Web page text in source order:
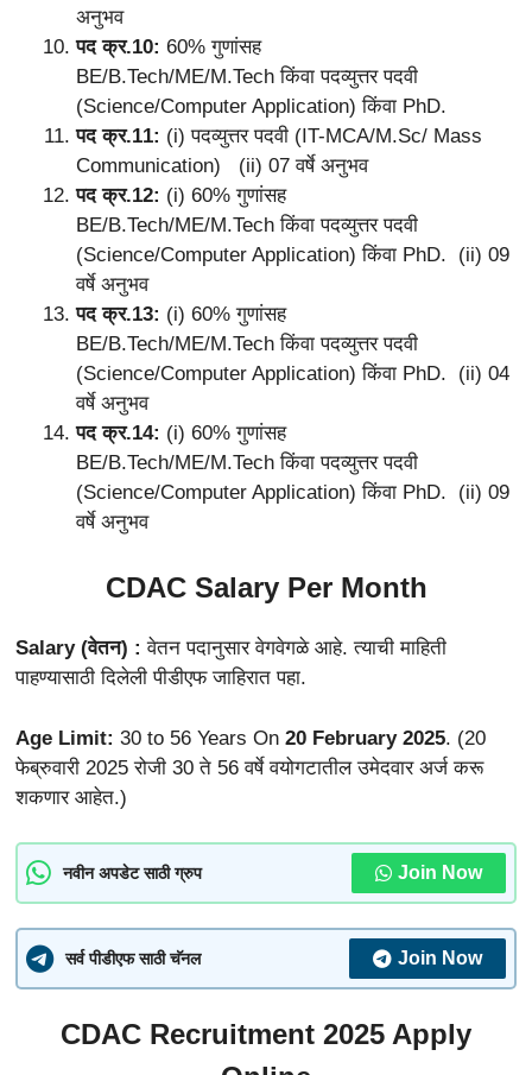
अनुभव
पद क्र.10: 60% गुणांसह
BE/B.Tech/ME/M.Tech किंवा पदव्युत्तर पदवी
(Science/Computer Application) किंवा PhD.
पद क्र.11: (i) पदव्युत्तर पदवी (IT-MCA/M.Sc/ Mass
Communication) (ii) 07 वर्षे अनुभव
पद क्र.12: (i) 60% गुणांसह
BE/B.Tech/ME/M.Tech किंवा पदव्युत्तर पदवी
(Science/Computer Application) किंवा PhD. (ii) 09
वर्षे अनुभव
पद क्र.13: (i) 60% गुणांसह
BE/B.Tech/ME/M.Tech किंवा पदव्युत्तर पदवी
(Science/Computer Application) किंवा PhD. (ii) 04
वर्षे अनुभव
पद क्र.14: (i) 60% गुणांसह
BE/B.Tech/ME/M.Tech किंवा पदव्युत्तर पदवी
(Science/Computer Application) किंवा PhD. (ii) 09
वर्षे अनुभव
CDAC Salary Per Month
Salary (वेतन) :वेतन पदानुसार वेगवेगळे आहे. त्याची माहिती
पाहण्यासाठी दिलेली पीडीएफ जाहिरात पहा.
Age Limit: 30 to 56 Years On 20 February 2025. (20
फेब्रुवारी 2025 रोजी 30 ते 56 वर्षे वयोगटातील उमेदवार अर्ज करू
शकणार आहेत.)
नवीन अपडेट साठी ग्रुप Join Now
सर्व पीडीएफ साठी चॅनल Join Now
CDAC Recruitment 2025 Apply